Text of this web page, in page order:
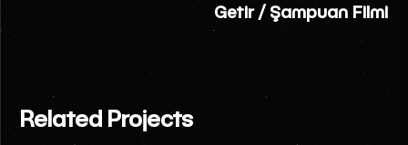
Getir / Şampuan Filmi
Related Projects